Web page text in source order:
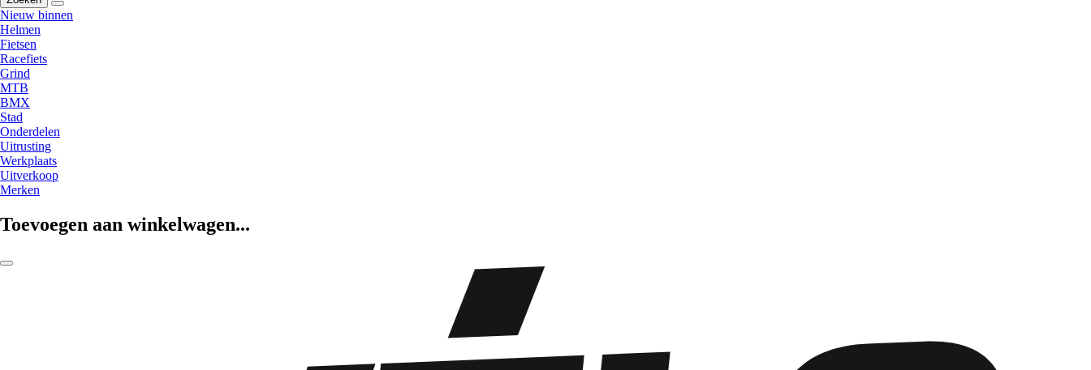
Nieuw binnen
Helmen
Fietsen
Racefiets
Grind
MTB
BMX
Stad
Onderdelen
Uitrusting
Werkplaats
Uitverkoop
Merken
Toevoegen aan winkelwagen...